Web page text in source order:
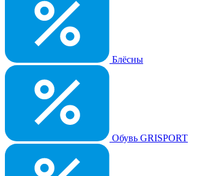
Блёсны
Обувь GRISPORT